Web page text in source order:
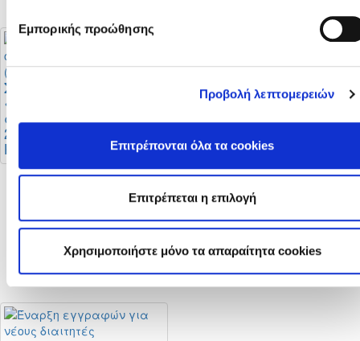
Εμπορικής προώθησης
Προβολή λεπτομερειών
Επιτρέπονται όλα τα cookies
Επιτρέπεται η επιλογή
Χρησιμοποιήστε μόνο τα απαραίτητα cookies
Στο στάδιο
«Αλφαμέγα» ο
αγώνας Super Cup
2026 (Αποφάσεις Δ.Σ.
ΚΟΠ)
Οι αλλαγές στους
κανονισμούς
διαιτησίας και οι
Μεταγραφική
περίοδος: Τι ισχύει
και πότε
ολοκληρώνεται